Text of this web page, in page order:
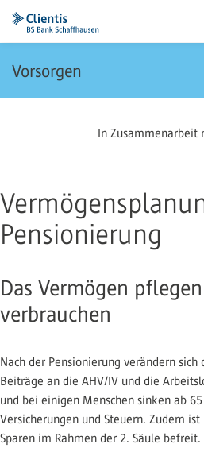
Vorsorgen
In Zusammenarbeit
Pensionierung
Das Vermögen
verbrauchen
Nach der Pensionierung verändern sich
Beiträge an die AHV/IV und die
und bei einigen Menschen sinken ab
Versicherungen und Steuern. Zudem
Sparen im Rahmen der 2. Säule befreit.